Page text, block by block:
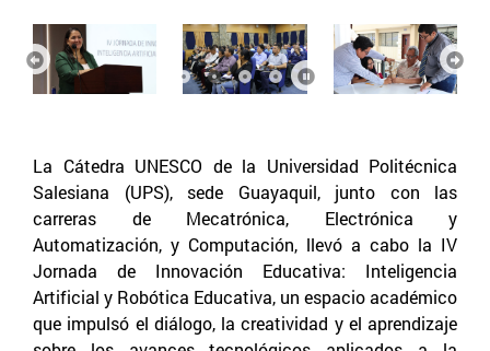
Anterior
La Cátedra UNESCO de la Universidad Politécnica
Salesiana (UPS), sede Guayaquil, junto con las
carreras de Mecatrónica, Electrónica y
Automatización, y Computación, llevó a cabo la IV
Jornada de Innovación Educativa: Inteligencia
Artificial y Robótica Educativa, un espacio académico
que impulsó el diálogo, la creatividad y el aprendizaje